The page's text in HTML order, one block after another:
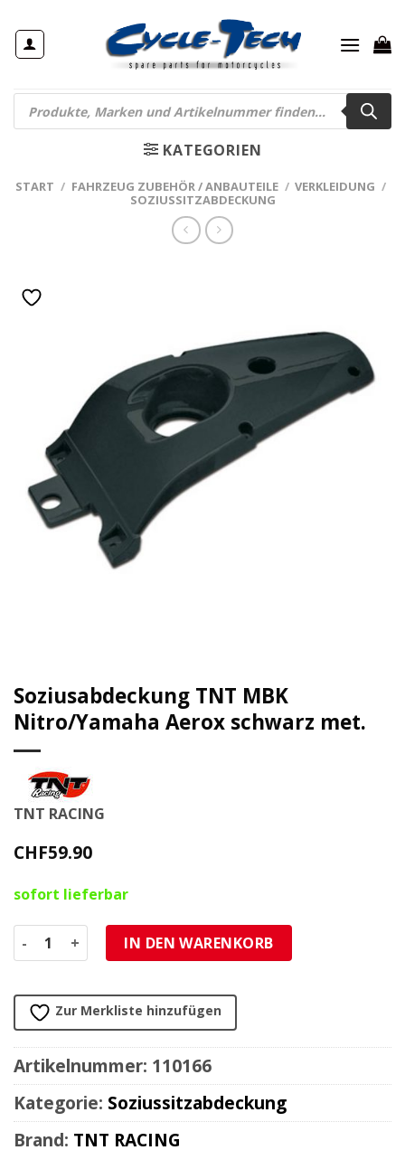
Inhalt
springen
Products
search
KATEGORIEN
START / FAHRZEUG ZUBEHÖR / ANBAUTEILE / VERKLEIDUNG /
SOZIUSSITZABDECKUNG
Soziusabdeckung TNT MBK
Nitro/Yamaha Aerox schwarz met.
TNT RACING
CHF59.90
sofort lieferbar
Soziusabdeckung TNT MBK Nitro/Yamaha Aerox schwarz
IN DEN WARENKORB
Zur Merkliste hinzufügen
Artikelnummer: 110166
Kategorie: Soziussitzabdeckung
Brand: TNT RACING